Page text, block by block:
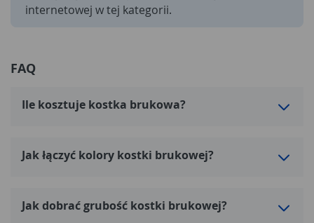
internetowej w tej kategorii.
FAQ
Ile kosztuje kostka brukowa?
Jak łączyć kolory kostki brukowej?
Jak dobrać grubość kostki brukowej?